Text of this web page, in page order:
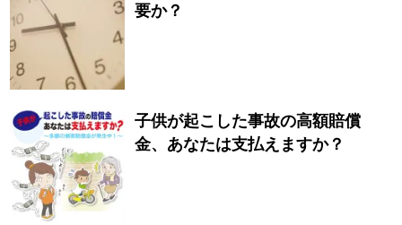
要か？
子供が起こした事故の高額賠償
金、あなたは支払えますか？